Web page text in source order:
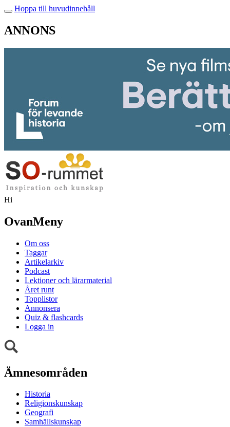
Hoppa till huvudinnehåll
ANNONS
Hi
OvanMeny
Om oss
Taggar
Artikelarkiv
Podcast
Lektioner och lärarmaterial
Året runt
Topplistor
Annonsera
Quiz & flashcards
Logga in
Ämnesområden
Historia
Religionskunskap
Geografi
Samhällskunskap